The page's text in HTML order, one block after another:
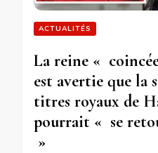
ACTUALITÉS
La reine «
est avertie que la
titres royaux de
pourrait « se
»